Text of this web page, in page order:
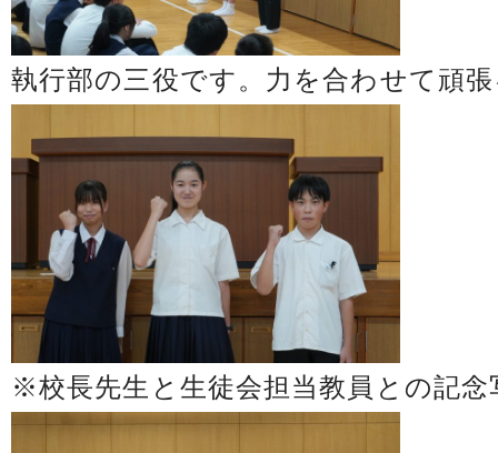
執行部の三役です。力を合わせて頑
※校長先生と生徒会担当教員との記念